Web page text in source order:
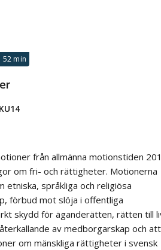
52 min
från allmänna motionstiden
om fri- och rättigheter. Motionerna
etniska, språkliga och religiösa
förbud mot slöja i offentliga
skydd för äganderätten, rätten till
av medborgarskap och att
om mänskliga rättigheter i svensk